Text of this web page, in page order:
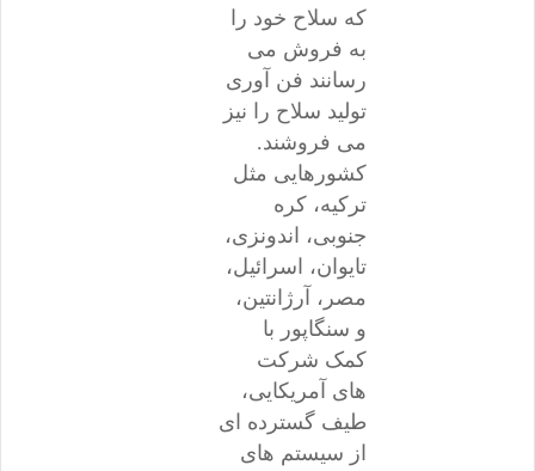
که سلاح خود را
به فروش می
رسانند فن آوری
تولید سلاح را نیز
می فروشند.
کشورهایی مثل
ترکیه، کره
جنوبی، اندونزی،
تایوان، اسرائیل،
مصر، آرژانتین،
و سنگاپور با
کمک شرکت
های آمریکایی،
طیف گسترده ای
از سیستم های